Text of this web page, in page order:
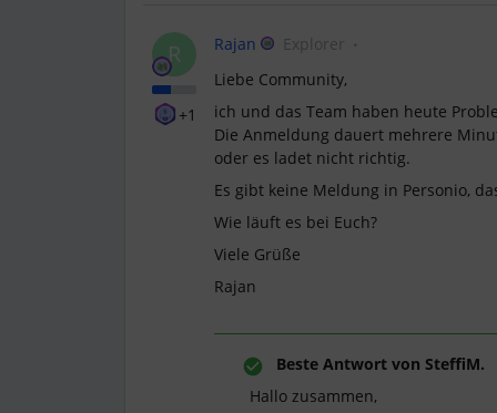
R
+1
Rajan
Explorer
Liebe Community,
ich und das Team haben heute
Die Anmeldung dauert mehrere
oder es ladet nicht richtig.
Es gibt keine Meldung in Personio,
Wie läuft es bei Euch?
Viele Grüße
Rajan
Beste Antwort von SteffiM.
Hallo zusammen,